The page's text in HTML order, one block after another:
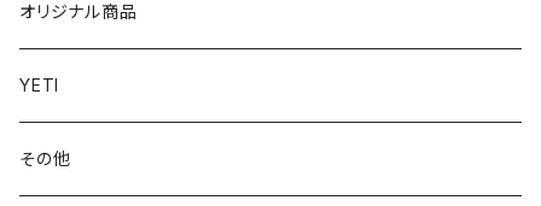
オリジナル商品
YETI
その他